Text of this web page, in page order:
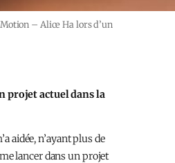
– Alice Ha lors d’un
projet actuel dans la
aidée, n’ayant plus de
lancer dans un projet